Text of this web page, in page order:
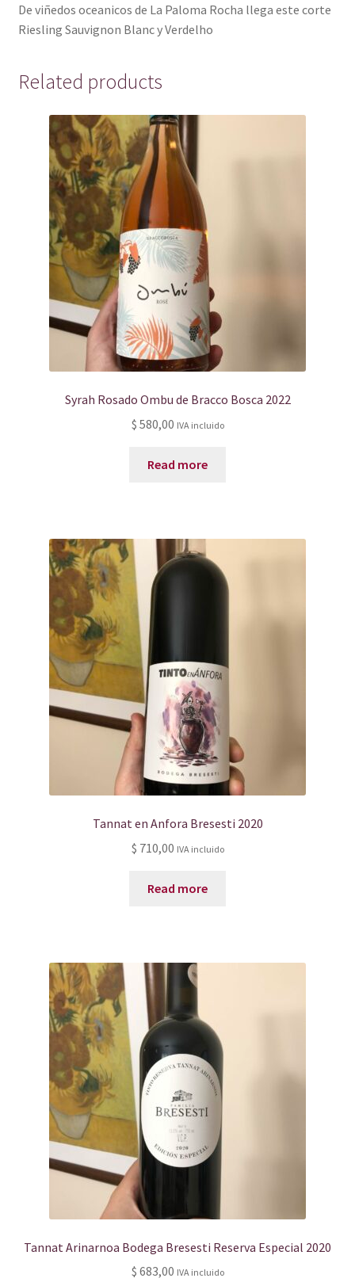
De viñedos oceanicos de La Paloma Rocha llega este corte
Riesling Sauvignon Blanc y Verdelho
Related products
Syrah Rosado Ombu de Bracco Bosca 2022
$ 580,00 IVA incluido
Read more
Tannat en Anfora Bresesti 2020
$ 710,00 IVA incluido
Read more
Tannat Arinarnoa Bodega Bresesti Reserva Especial 2020
$ 683,00 IVA incluido